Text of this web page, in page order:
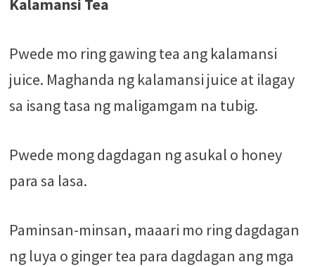
Kalamansi Tea
Pwede mo ring gawing tea ang kalamansi
juice. Maghanda ng kalamansi juice at ilagay
sa isang tasa ng maligamgam na tubig.
Pwede mong dagdagan ng asukal o honey
para sa lasa.
Paminsan-minsan, maaari mo ring dagdagan
ng luya o ginger tea para dagdagan ang mga